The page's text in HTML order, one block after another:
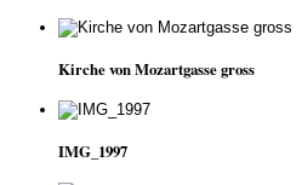
Kirche von Mozartgasse gross
IMG_1997